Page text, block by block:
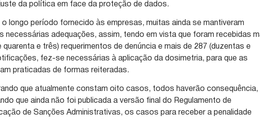
da política em face da proteção de dados.
o longo período fornecido às empresas, muitas ainda se mantiveram
necessárias adequações, assim, tendo em vista que foram recebidas
quarenta e três) requerimentos de denúncia e mais de 287 (duzentas e
fez-se necessárias à aplicação da dosimetria, para que as
praticadas de formas reiteradas.
que atualmente constam oito casos, todos haverão consequência,
que ainda não foi publicada a versão final do Regulamento de
de Sanções Administrativas, os casos para receber a penalidade